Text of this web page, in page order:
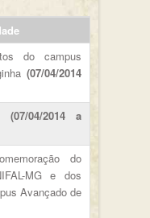
do campus
(07/04/2014
(07/04/2014 a
do
MG e dos
Avançado de